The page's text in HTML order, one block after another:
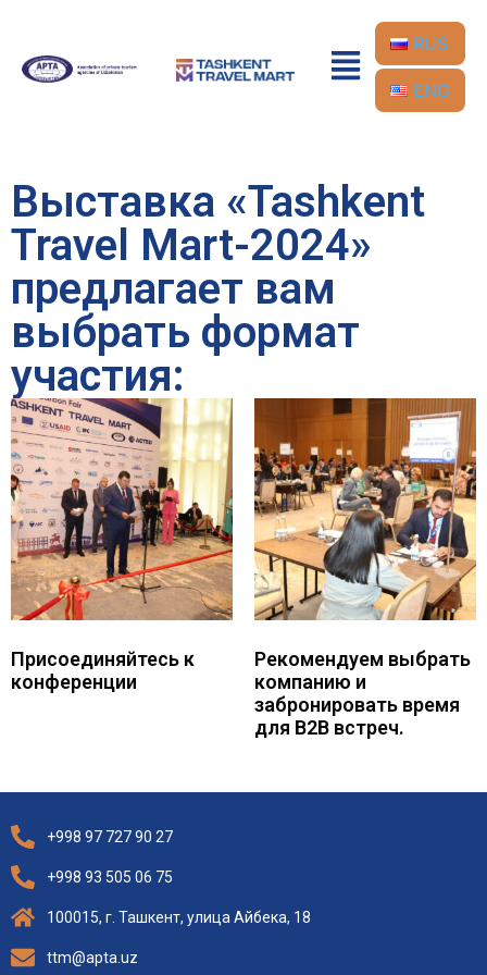
RUS
ENG
Выставка «Tashkent
Travel Mart-2024»
предлагает вам
выбрать формат
участия:
Присоединяйтесь к
конференции
Рекомендуем выбрать
компанию и
забронировать время
для B2B встреч.
+998 97 727 90 27
+998 93 505 06 75
100015, г. Ташкент, улица Айбека, 18
ttm@apta.uz